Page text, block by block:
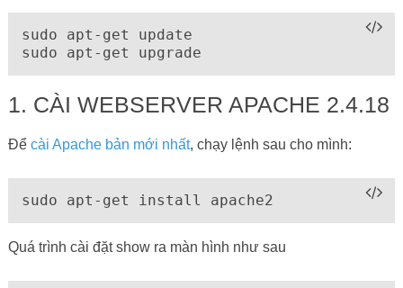
sudo apt-get update
sudo apt-get upgrade
1. CÀI WEBSERVER APACHE 2.4.18
Để cài Apache bản mới nhất, chạy lệnh sau cho mình:
sudo apt-get install apache2
Quá trình cài đặt show ra màn hình như sau